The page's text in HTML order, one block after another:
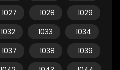
1027 1028
1029
1032 1033
1034
1037 1038
1039